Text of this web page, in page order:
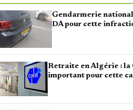
Gendarmerie
DA pour cette
Retraite en Algérie : la
important pour cette